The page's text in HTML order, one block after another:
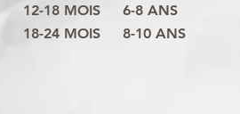
8-10 ANS
6-8 ANS
12-18 MOIS
18-24 MOIS